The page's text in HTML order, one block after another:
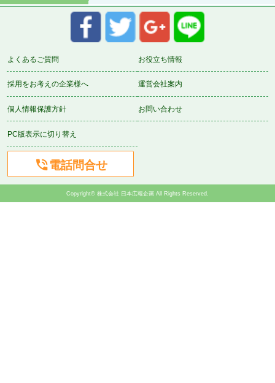
よくあるご質問 お役立ち情報
採用をお考えの企業様へ 運営会社案内
個人情報保護方針 お問い合わせ
PC版表示に切り替え
電話問合せ
Copyright© 株式会社 日本広報企画 All Rights Reserved.